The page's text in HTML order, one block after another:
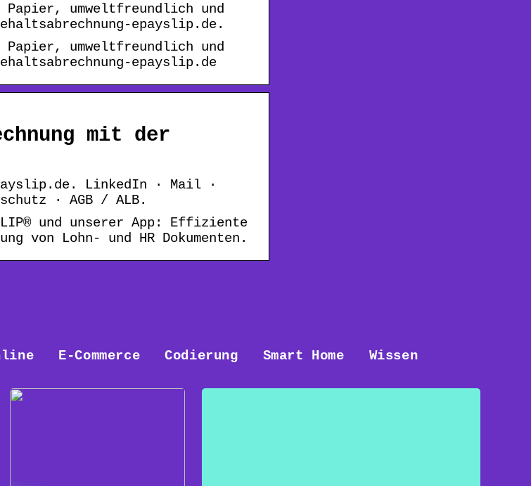
umweltfreundlich und
epayslip.de.
umweltfreundlich und
epayslip.de
mit der
LinkedIn · Mail ·
· AGB / ALB.
und unserer App: Effiziente
von Lohn- und HR Dokumenten.
E-Commerce Codierung Smart Home Wissen